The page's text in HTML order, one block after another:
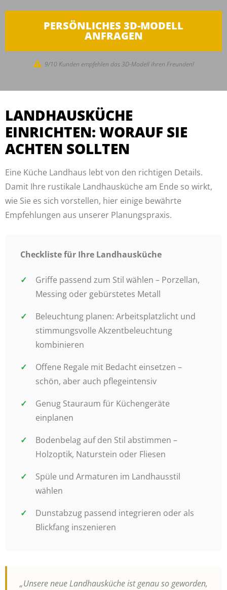
PERSÖNLICHES 3D-MODELL
ANFRAGEN
9/10 Kunden empfehlen das 3D-Modell ihren Freunden!
LANDHAUSKÜCHE
EINRICHTEN: WORAUF SIE
ACHTEN SOLLTEN
Eine Küche Landhaus lebt von den richtigen Details.
Damit Ihre rustikale Landhausküche am Ende so wirkt,
wie Sie es sich vorstellen, hier einige bewährte
Empfehlungen aus unserer Planungspraxis.
Checkliste für Ihre Landhausküche
Griffe passend zum Stil wählen – Porzellan,
Messing oder gebürstetes Metall
Beleuchtung planen: Arbeitsplatzlicht und
stimmungsvolle Akzentbeleuchtung
kombinieren
Offene Regale mit Bedacht einsetzen –
schön, aber auch pflegeintensiv
Genug Stauraum für Küchengeräte
einplanen
Bodenbelag auf den Stil abstimmen –
Holzoptik, Naturstein oder Fliesen
Spüle und Armaturen im Landhausstil
wählen
Dunstabzug passend integrieren oder als
Blickfang inszenieren
„Unsere neue Landhausküche ist genau so geworden,